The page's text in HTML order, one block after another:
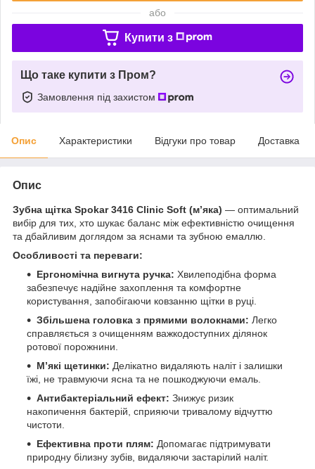
або
Купити з
Що таке купити з Пром?
Замовлення під захистом
Опис Характеристики Відгуки про товар Доставка
Опис
Зубна щітка Spokar 3416 Clinic Soft (м’яка) — оптимальний
вибір для тих, хто шукає баланс між ефективністю очищення
та дбайливим доглядом за яснами та зубною емаллю.
Особливості та переваги:
Ергономічна вигнута ручка: Хвилеподібна форма
забезпечує надійне захоплення та комфортне
користування, запобігаючи ковзанню щітки в руці.
Збільшена головка з прямими волокнами: Легко
справляється з очищенням важкодоступних ділянок
ротової порожнини.
М’які щетинки: Делікатно видаляють наліт і залишки
їжі, не травмуючи ясна та не пошкоджуючи емаль.
Антибактеріальний ефект: Знижує ризик
накопичення бактерій, сприяючи тривалому відчуттю
чистоти.
Ефективна проти плям: Допомагає підтримувати
природну білизну зубів, видаляючи застарілий наліт.